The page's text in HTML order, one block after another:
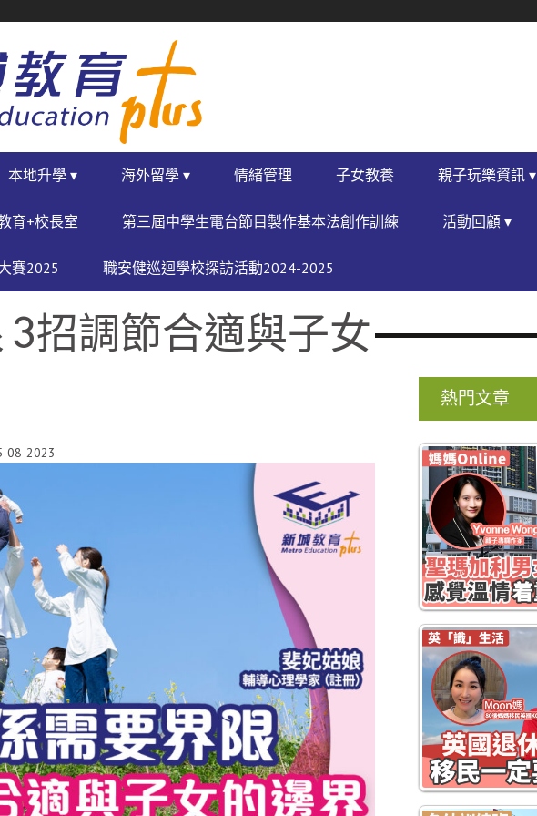
本地升學 ▾ 海外留學 ▾ 情緒管理 子女教養 親子玩樂資訊 ▾
育+校長室 第三屆中學生電台節目製作基本法創作訓練 活動回顧 ▾
賽2025 職安健巡迴學校探訪活動2024-2025
招調節合適與子女
08-2023
熱門文章